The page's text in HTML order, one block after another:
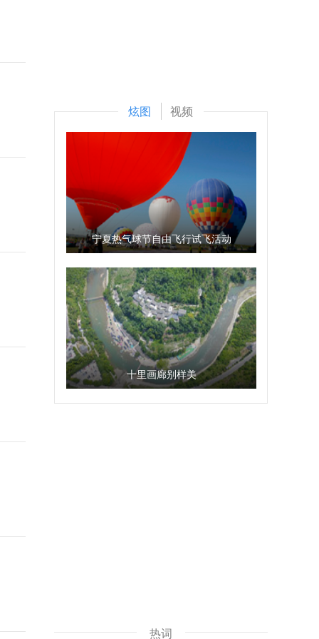
炫图 视频
宁夏热气球节自由飞行试飞活动
十里画廊别样美
热词